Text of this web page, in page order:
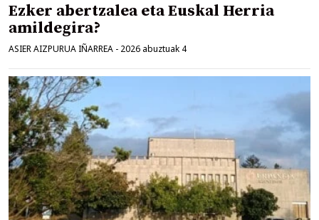
Ezker abertzalea eta Euskal Herria
amildegira?
ASIER AIZPURUA IÑARREA - 2026 abuztuak 4